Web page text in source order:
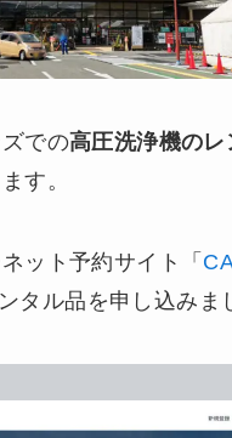
での高圧洗浄機の
す。
ット予約サイト「
タル品を申し込みま